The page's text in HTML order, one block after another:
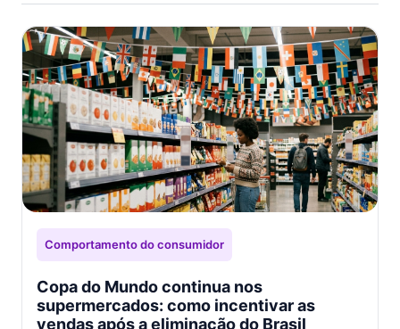
Comportamento do consumidor
Copa do Mundo continua nos
supermercados: como incentivar as
vendas após a eliminação do Brasil